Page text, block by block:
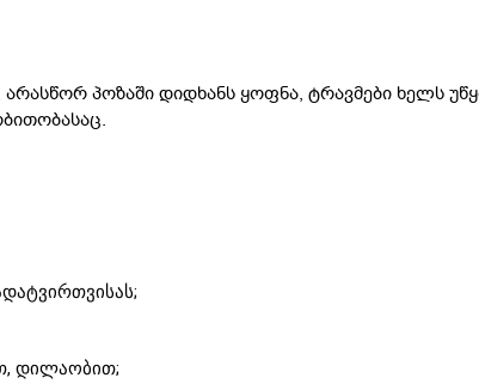
არასწორ პოზაში დიდხანს ყოფნა, ტრავმები ხელს
დილაობით;